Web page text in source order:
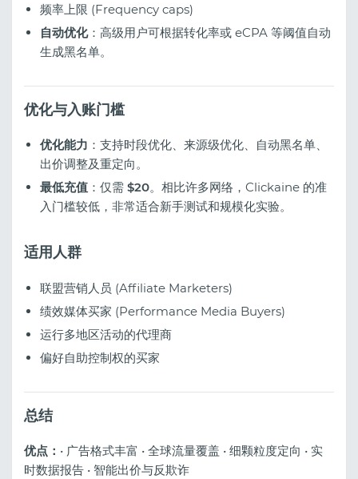
频率上限 (Frequency caps)
自动优化：高级用户可根据转化率或 eCPA 等阈值自动
生成黑名单。
优化与入账门槛
优化能力 ：支持时段优化、来源级优化、自动黑名单、
出价调整及重定向。
最低充值 ：仅需 $20。相比许多网络，Clickaine 的准
入门槛较低，非常适合新手测试和规模化实验。
适用人群
联盟营销人员 (Affiliate Marketers)
绩效媒体买家 (Performance Media Buyers)
运行多地区活动的代理商
偏好自助控制权的买家
总结
优点： • 广告格式丰富 • 全球流量覆盖 • 细颗粒度定向 • 实
时数据报告 • 智能出价与反欺诈